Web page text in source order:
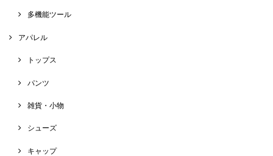
多機能ツール
アパレル
トップス
パンツ
雑貨・小物
シューズ
キャップ